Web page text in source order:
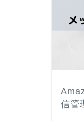
信管